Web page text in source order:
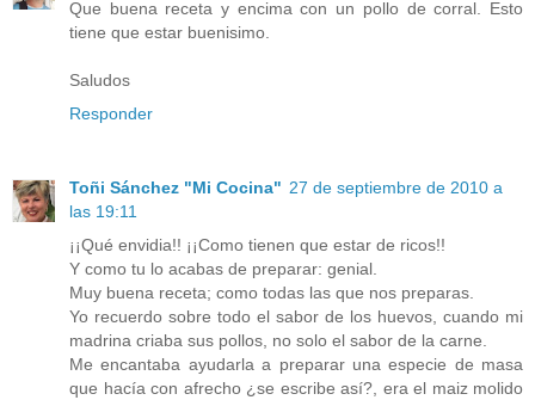
Que buena receta y encima con un pollo de corral. Esto
tiene que estar buenisimo.
Saludos
Responder
Toñi Sánchez "Mi Cocina" 27 de septiembre de 2010 a
las 19:11
¡¡Qué envidia!! ¡¡Como tienen que estar de ricos!!
Y como tu lo acabas de preparar: genial.
Muy buena receta; como todas las que nos preparas.
Yo recuerdo sobre todo el sabor de los huevos, cuando mi
madrina criaba sus pollos, no solo el sabor de la carne.
Me encantaba ayudarla a preparar una especie de masa
que hacía con afrecho ¿se escribe así?, era el maiz molido